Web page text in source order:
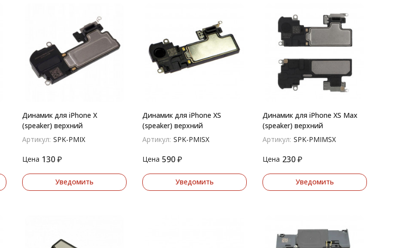
Динамик для iPhone X
(speaker) верхний
Артикул: SPK-PMIX
Цена 130 ₽
Уведомить
Динамик для iPhone XS
(speaker) верхний
Артикул: SPK-PMISX
Цена 590 ₽
Уведомить
Динамик для iPhone XS Max
(speaker) верхний
Артикул: SPK-PMIMSX
Цена 230 ₽
Уведомить